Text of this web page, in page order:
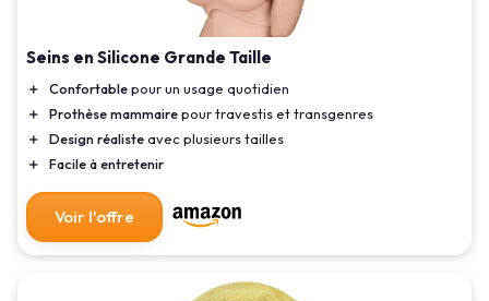
Seins en Silicone Grande Taille
＋ Confortablepour un usage quotidien
＋
Prothèse mammairepour travestis et transgenres
＋
Design réalisteavec plusieurs tailles
＋
Facile à entretenir
Voir l'offre